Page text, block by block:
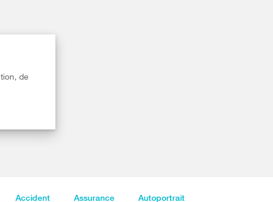
de
Accident Assurance Autoportrait